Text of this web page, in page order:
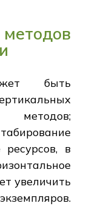
быть
методов;
ресурсов, в
увеличить